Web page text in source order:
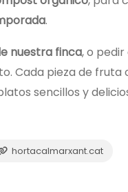
.
nuestra finca, o
Cada pieza de fruta
sencillos y
hortacalmarxant.cat